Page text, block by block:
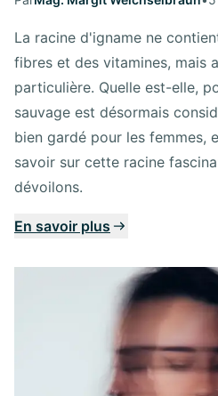
La racine d'igname ne
fibres et des vitamines, mais
particulière. Quelle est-elle,
sauvage est désormais
bien gardé pour les femmes,
savoir sur cette racine
dévoilons.
En savoir plus